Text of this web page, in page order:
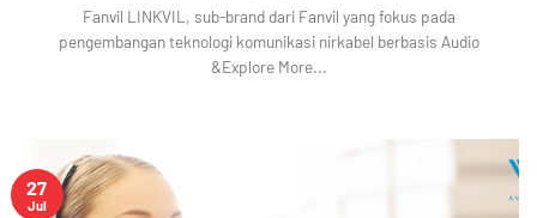
Fanvil LINKVIL, sub-brand dari Fanvil yang fokus pada
pengembangan teknologi komunikasi nirkabel berbasis Audio
&Explore More...
27
Jul